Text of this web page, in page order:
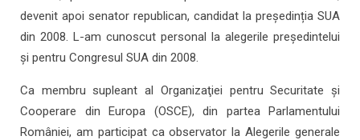
devenit apoi senator republican, candidat la președinția SUA
din 2008. L-am cunoscut personal la alegerile președintelui
și pentru Congresul SUA din 2008.
Ca membru supleant al Organizaţiei pentru Securitate şi
Cooperare din Europa (OSCE), din partea Parlamentului
României, am participat ca observator la Alegerile generale